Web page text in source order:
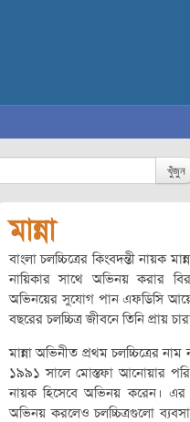
খুঁজুন
মান্না
বাংলা চলচ্চিত্রের কিংবদন্তী
নায়িকার সাথে অভিনয় করার
অভিনয়ের সুযোগ পান এফডিসি
বছরের চলচ্চিত্র জীবনে তিনি প্রায়
মান্না অভিনীত প্রথম চলচ্চিত্রের নাম
১৯৯১ সালে মোস্তফা আনোয়ার
নায়ক হিসেবে অভিনয় করেন। এর
অভিনয় করলেও চলচ্চিত্রগুলো